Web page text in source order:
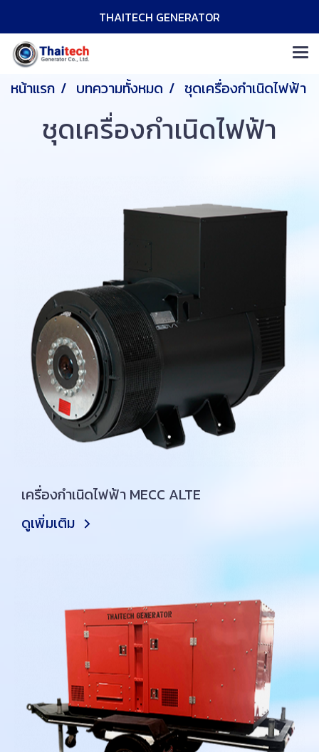
THAITECH GENERATOR
หน้าแรก บทความทั้งหมด ชุดเครื่องกำเนิดไฟฟ้า
ชุดเครื่องกำเนิดไฟฟ้า
เครื่องกำเนิดไฟฟ้า MECC ALTE
ดูเพิ่มเติม